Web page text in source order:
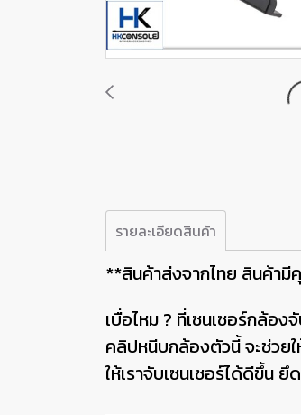
รายละเอียดสินค้า
**สินค้าส่งจากไทย สินค้า
เบื่อไหม ? ที่เซนเซอร์กล้อง
คลิปหนีบกล้องตัวนี้ จะช่วย
ให้เราจับเซนเซอร์ได้ดีขึ้น